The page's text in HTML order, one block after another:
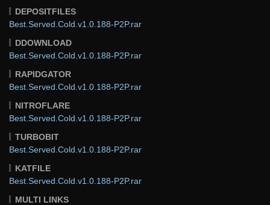
DEPOSITFILES
Best.Served.Cold.v1.0.188-P2P.rar
DDOWNLOAD
Best.Served.Cold.v1.0.188-P2P.rar
RAPIDGATOR
Best.Served.Cold.v1.0.188-P2P.rar
NITROFLARE
Best.Served.Cold.v1.0.188-P2P.rar
TURBOBIT
Best.Served.Cold.v1.0.188-P2P.rar
KATFILE
Best.Served.Cold.v1.0.188-P2P.rar
MULTI LINKS